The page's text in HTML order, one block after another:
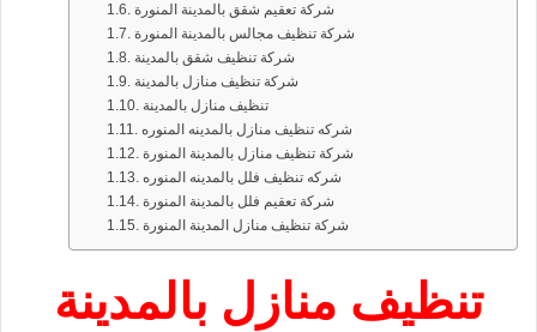
شركة تعقيم شقق بالمدينة المنورة
شركة تنظيف مجالس بالمدينة المنورة
شركة تنظيف شقق بالمدينة
شركة تنظيف منازل بالمدينة
تنظيف منازل بالمدينة
شركه تنظيف منازل بالمدينه المنوره
شركة تنظيف منازل بالمدينة المنورة
شركه تنظيف فلل بالمدينه المنوره
شركة تعقيم فلل بالمدينة المنورة
شركة تنظيف منازل المدينة المنورة
تنظيف منازل بالمدينة